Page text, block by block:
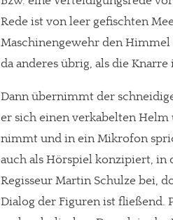
Rede ist von leer gefischten
Maschinengewehr den
da anderes übrig, als die
Dann übernimmt der
er sich einen verkabelten
nimmt und in ein Mikrofon
auch als Hörspiel konzipiert,
Regisseur Martin Schulze bei,
Dialog der Figuren ist fließend.